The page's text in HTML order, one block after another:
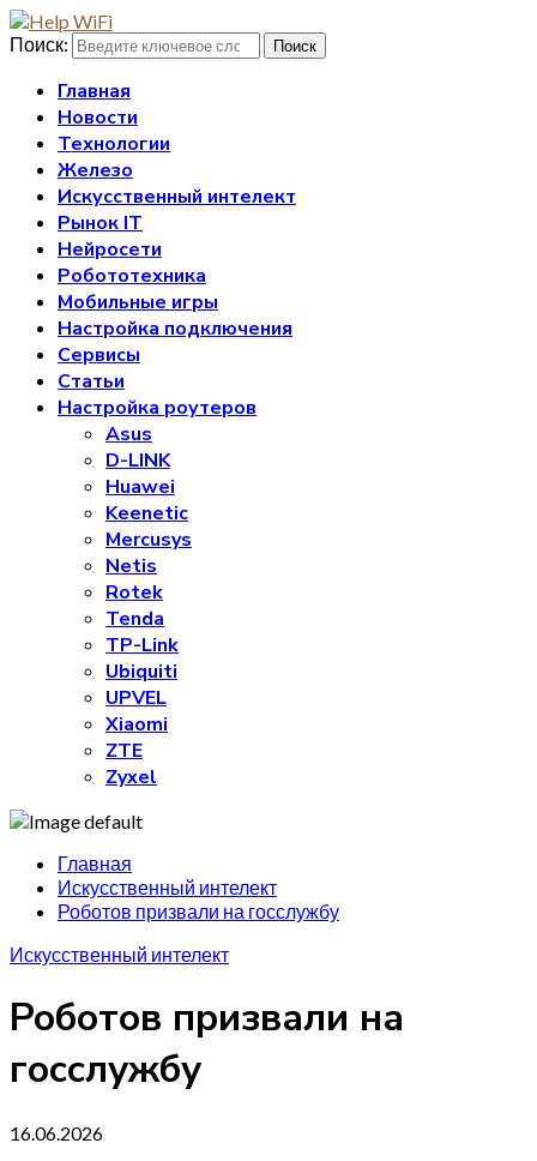
Поиск: Поиск
Главная
Новости
Технологии
Железо
Искусственный интелект
Рынок IT
Нейросети
Робототехника
Мобильные игры
Настройка подключения
Сервисы
Статьи
Настройка роутеров
Asus
D-LINK
Huawei
Keenetic
Mercusys
Netis
Rotek
Tenda
TP-Link
Ubiquiti
UPVEL
Xiaomi
ZTE
Zyxel
Главная
Искусственный интелект
Роботов призвали на госслужбу
Искусственный интелект
Роботов призвали на
госслужбу
16.06.2026